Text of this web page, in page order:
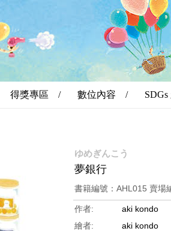
得獎專區 / 數位內容 /
ゆめぎんこう
夢銀行
書籍編號：AHL015 賣場
作者:
aki kondo
繪者:
​aki kondo